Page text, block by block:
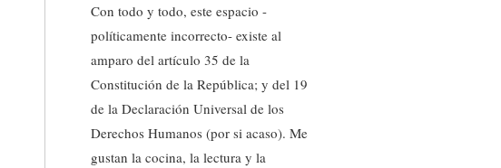
Con todo y todo, este espacio -
políticamente incorrecto- existe al
amparo del artículo 35 de la
Constitución de la República; y del 19
de la Declaración Universal de los
Derechos Humanos (por si acaso). Me
gustan la cocina, la lectura y la